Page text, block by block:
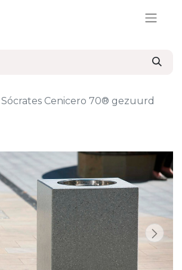
Sócrates Cenicero 70® gezuurd